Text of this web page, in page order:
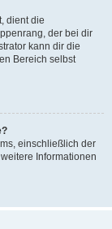
dient die
der bei dir
kann dir die
Bereich selbst
einschließlich der
Informationen